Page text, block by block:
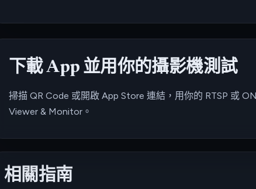
下載 App 並用你的攝影機測試
掃描 QR Code 或開啟 App Store 連結，用你的 RTSP 或
Viewer & Monitor。
相關指南